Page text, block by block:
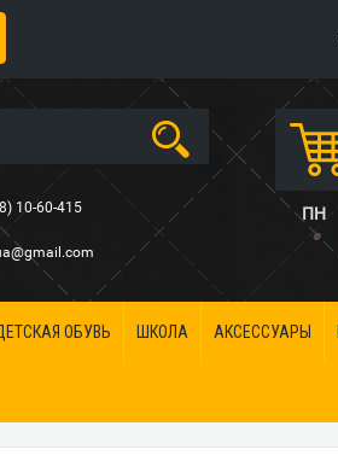
10-60-415 ПН
•
ОБУВЬ ШКОЛА АКСЕССУАРЫ